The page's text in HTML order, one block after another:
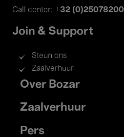
Call center: +32 (0)25078200
Join & Support
Steun ons
Zaalverhuur
Footer
menu
Over Bozar
Zaalverhuur
Pers